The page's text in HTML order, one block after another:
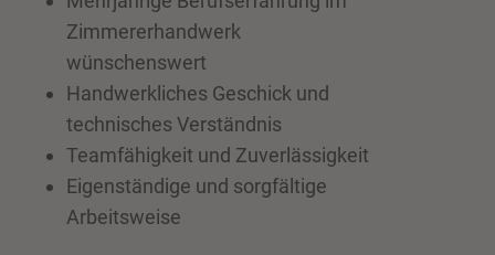
Zimmererhandwerk
wünschenswert
Handwerkliches Geschick und
technisches Verständnis
Teamfähigkeit und Zuverlässigkeit
Eigenständige und sorgfältige
Arbeitsweise